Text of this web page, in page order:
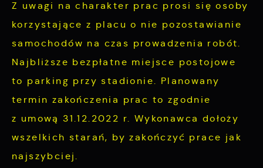
Z uwagi na charakter prac prosi się osoby
korzystające z placu o nie pozostawianie
samochodów na czas prowadzenia robót.
Najbliższe bezpłatne miejsce postojowe
to parking przy stadionie. Planowany
termin zakończenia prac to zgodnie
z umową 31.12.2022 r. Wykonawca dołoży
wszelkich starań, by zakończyć prace jak
najszybciej.
informacji w zakresie wykorzystywania witryny
internetowej, miejsca oraz częstotliwości, z
jaką odwiedzane są nasze serwisy www. Dane
pozwalają nam na ocenę naszych serwisów
internetowych pod względem ich popularności
wśród użytkowników. Zgromadzone informacje
Wyrażenie zgody na analityczne pliki cookies
gwarantuje dostępność wszystkich
Więcej
Reklamowe
Dzięki reklamowym plikom cookies
prezentujemy Ci najciekawsze informacje i
aktualności na stronach naszych partnerów.
Promocyjne pliki cookies służą do
prezentowania Ci naszych komunikatów na
Więcej